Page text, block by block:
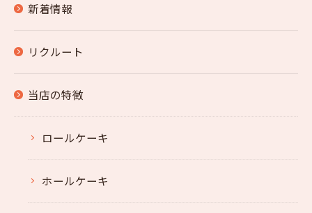
新着情報
リクルート
当店の特徴
ロールケーキ
ホールケーキ